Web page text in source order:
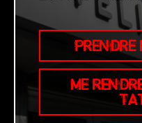
PRENDRE
ME